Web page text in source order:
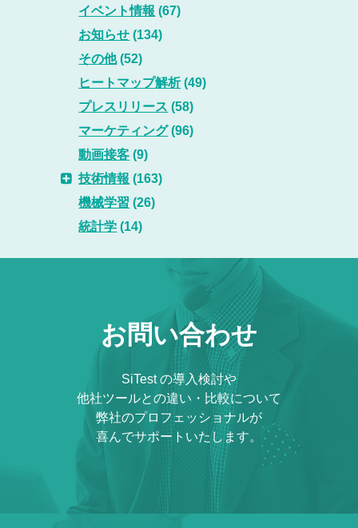
イベント情報 (67)
お知らせ (134)
その他(52)
ヒートマップ解析(49)
プレスリリース (58)
マーケティング(96)
動画接客 (9)
技術情報 (163)
機械学習 (26)
統計学 (14)
お問い合わせ
SiTest の導入検討や
他社ツールとの違い・比較について
弊社のプロフェッショナルが
喜んでサポートいたします。